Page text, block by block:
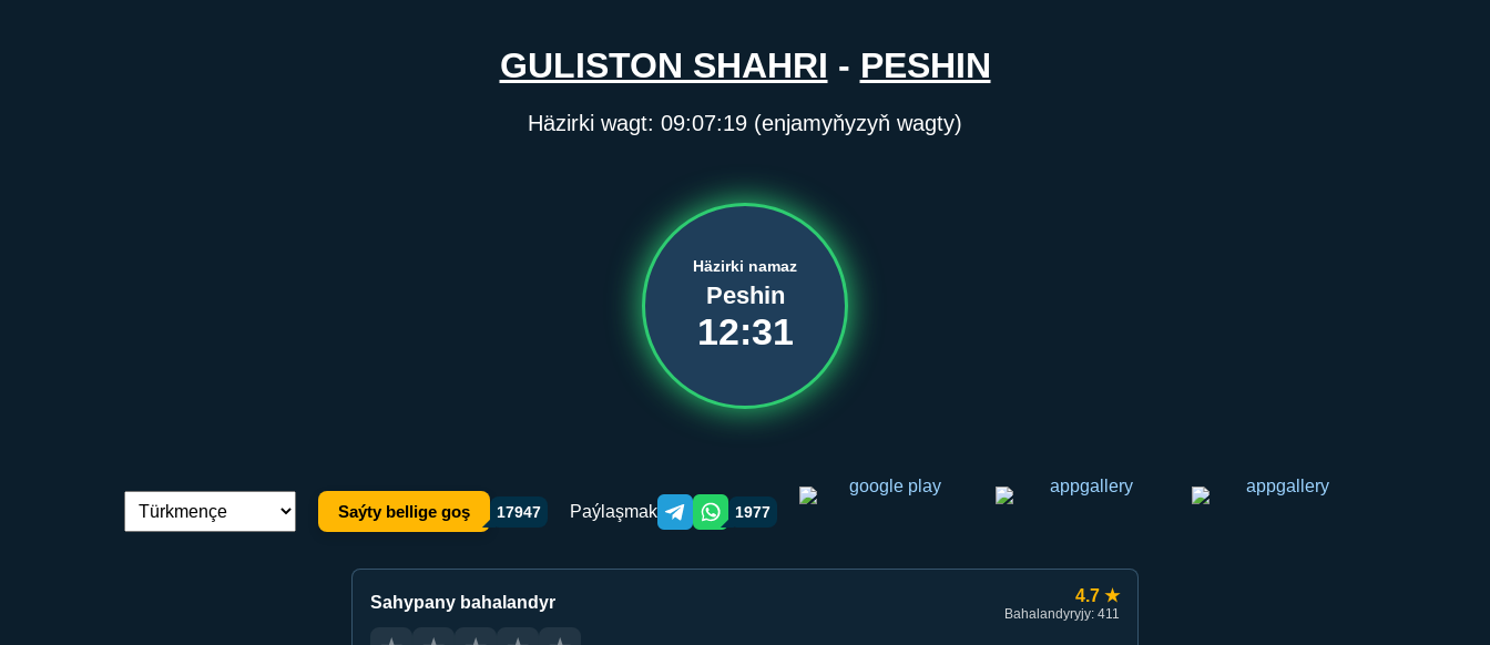
GULISTON SHAHRI - PESHIN
Häzirki wagt: 09:07:19 (enjamyňyzyň wagty)
Häzirki namaz
Peshin
12:31
Dil çalşyryş: Saýty bellige goş 17947 Paýlaşmak Telegram orqali ulashish
WhatsApp orqali ulashish
1977
Sahypany bahalandyr 4.7 ★
Bahalandyryjy: 411